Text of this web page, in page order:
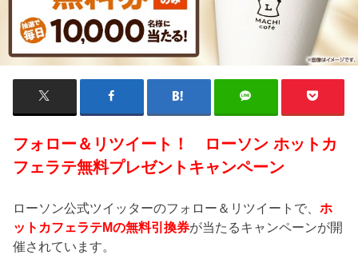
フォロー＆リツイート！ ローソン ホットカ
フェラテ無料プレゼントキャンペーン
ローソン公式ツイッターのフォロー＆リツイートで、ホ
ットカフェラテMの無料引換券が当たるキャンペーンが開
催されています。